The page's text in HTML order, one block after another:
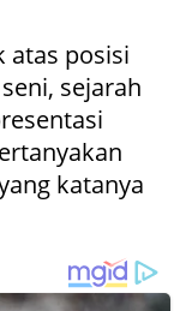
atas posisi
sejarah
katanya